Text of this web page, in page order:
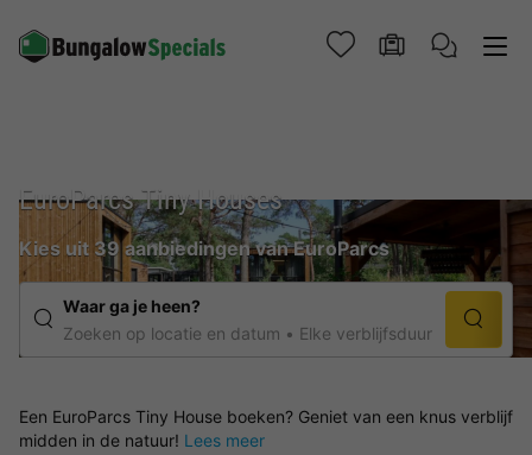
EuroParcs Tiny Houses
Kies uit 39 aanbiedingen van EuroParcs
Waar ga je heen?
Zoeken op locatie en datum
Elke verblijfsduur
Een EuroParcs Tiny House boeken? Geniet van een knus verblijf
midden in de natuur! Lees meer